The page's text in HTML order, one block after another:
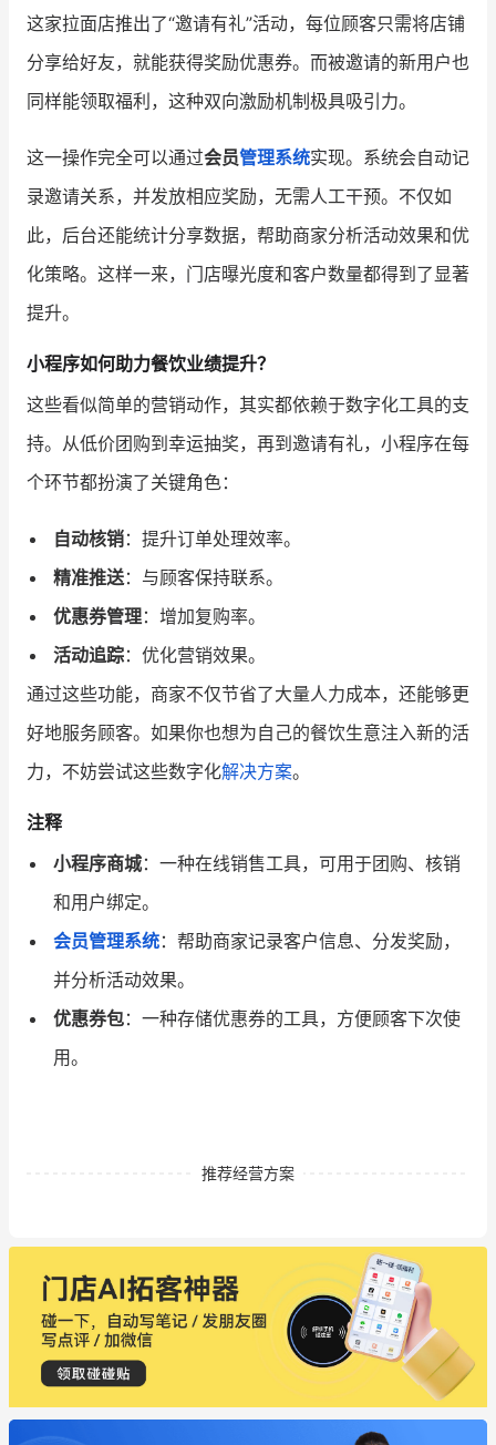
这家拉面店推出了“邀请有礼”活动，每位顾客只需将店铺
分享给好友，就能获得奖励优惠券。而被邀请的新用户也
同样能领取福利，这种双向激励机制极具吸引力。
这一操作完全可以通过会员管理系统实现。系统会自动记
录邀请关系，并发放相应奖励，无需人工干预。不仅如
此，后台还能统计分享数据，帮助商家分析活动效果和优
化策略。这样一来，门店曝光度和客户数量都得到了显著
提升。
小程序如何助力餐饮业绩提升？
这些看似简单的营销动作，其实都依赖于数字化工具的支
持。从低价团购到幸运抽奖，再到邀请有礼，小程序在每
个环节都扮演了关键角色：
自动核销：提升订单处理效率。
精准推送：与顾客保持联系。
优惠券管理：增加复购率。
活动追踪：优化营销效果。
通过这些功能，商家不仅节省了大量人力成本，还能够更
好地服务顾客。如果你也想为自己的餐饮生意注入新的活
力，不妨尝试这些数字化解决方案。
注释
小程序商城：一种在线销售工具，可用于团购、核销
和用户绑定。
会员管理系统：帮助商家记录客户信息、分发奖励，
并分析活动效果。
优惠券包：一种存储优惠券的工具，方便顾客下次使
用。
推荐经营方案